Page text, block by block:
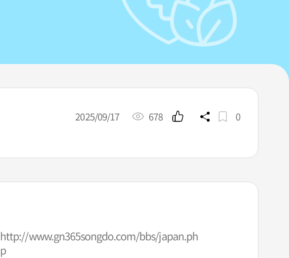
2025/09/17 678 0
http://www.gn365songdo.com/bbs/japan.ph
p